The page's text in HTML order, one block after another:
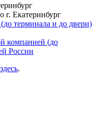
Екатеринбург
терминала и до двери)
компанией (до
России
здесь.